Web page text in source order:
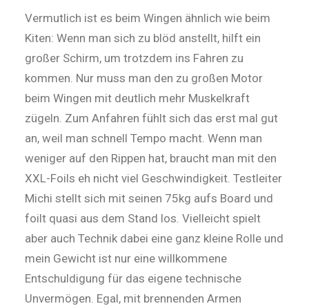
Vermutlich ist es beim Wingen ähnlich wie beim
Kiten: Wenn man sich zu blöd anstellt, hilft ein
großer Schirm, um trotzdem ins Fahren zu
kommen. Nur muss man den zu großen Motor
beim Wingen mit deutlich mehr Muskelkraft
zügeln. Zum Anfahren fühlt sich das erst mal gut
an, weil man schnell Tempo macht. Wenn man
weniger auf den Rippen hat, braucht man mit den
XXL-Foils eh nicht viel Geschwindigkeit. Testleiter
Michi stellt sich mit seinen 75kg aufs Board und
foilt quasi aus dem Stand los. Vielleicht spielt
aber auch Technik dabei eine ganz kleine Rolle und
mein Gewicht ist nur eine willkommene
Entschuldigung für das eigene technische
Unvermögen. Egal, mit brennenden Armen